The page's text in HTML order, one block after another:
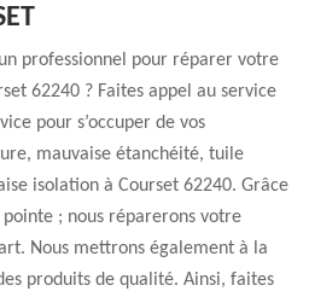
professionnel pour réparer votre
62240 ? Faites appel au service
pour s’occuper de vos
mauvaise étanchéité, tuile
isolation à Courset 62240. Grâce
; nous réparerons votre
Nous mettrons également à la
produits de qualité. Ainsi, faites